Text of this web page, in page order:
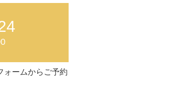
ォームからご予約